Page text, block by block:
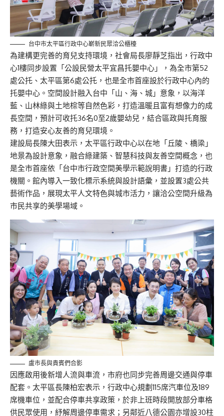
台中市太平區行政中心嶄新民眾洽公櫃檯
為建構更完善的育兒支持環境，社會局長廖靜芝指出，行政中
心1樓同步設置「公設民營太平宜昌托嬰中心」，為全市第52
處公托、太平區第6處公托，也是全市首座設於行政中心內的
托嬰中心。空間設計融入台中「山、海、城」意象，以海洋
藍、山林綠與土地棕等自然色彩，打造溫暖且富有想像力的成
長空間，預計可收托36名0至2歲嬰幼兒，結合區政與托育服
務，打造安心友善的育兒環境。
建設局長陳大田表示，太平區行政中心以在地「丘陵、橋梁」
地景為設計意象，融合綠建築、智慧科技與友善空間概念，也
是全市首座依「台中市行政空間美學示範說明書」打造的行政
機關。館內導入一致化標示系統與設計語彙，並設置3處公共
藝術作品，展現太平人文特色與城市活力，讓洽公空間升級為
市民共享的美學場域。
盧市長與貴賓們合影
因應啟用後新增人流與車流，市府也同步完善周邊交通與停車
配套。太平區長陳柏宏表示，行政中心規劃115席汽車位及189
席機車位，並配合停車共享政策，於非上班時段開放部分車格
供民眾使用，紓解周邊停車需求；另鄰近八德公園亦增設30柱